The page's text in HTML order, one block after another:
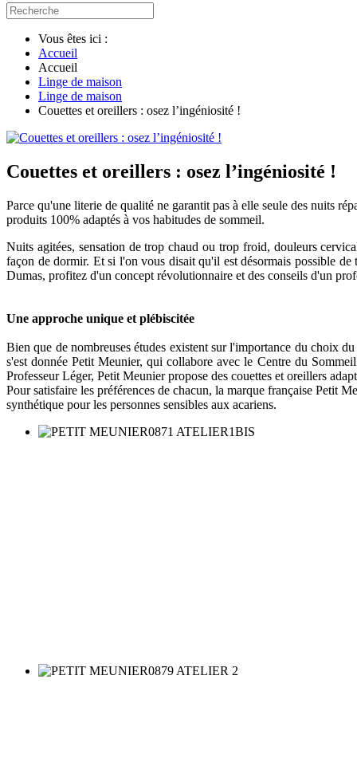
Vous êtes ici :
Accueil
Accueil
Linge de maison
Linge de maison
Couettes et oreillers : osez l’ingéniosité !
Couettes et oreillers : osez l’ingéniosité !
Parce qu'une literie de qualité ne garantit pas à elle seule des nuits
produits 100% adaptés à vos habitudes de sommeil.
Nuits agitées, sensation de trop chaud ou trop froid, douleurs
façon de dormir. Et si l'on vous disait qu'il est désormais possible
Dumas, profitez d'un concept révolutionnaire et des conseils d'un
Une approche unique et plébiscitée
Bien que de nombreuses études existent sur l'importance du choix
s'est donnée Petit Meunier, qui collabore avec le Centre du
Professeur Léger, Petit Meunier propose des couettes et oreillers
Pour satisfaire les préférences de chacun, la marque française Petit
synthétique pour les personnes sensibles aux acariens.